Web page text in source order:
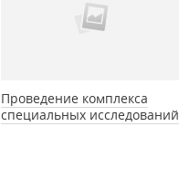
Проведение комплекса
специальных исследований